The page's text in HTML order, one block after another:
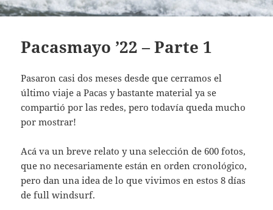
Pacasmayo ’22 – Parte 1
Pasaron casi dos meses desde que cerramos el
último viaje a Pacas y bastante material ya se
compartió por las redes, pero todavía queda mucho
por mostrar!
Acá va un breve relato y una selección de 600 fotos,
que no necesariamente están en orden cronológico,
pero dan una idea de lo que vivimos en estos 8 días
de full windsurf.